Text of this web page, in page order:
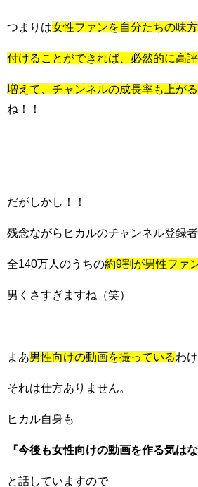
つまりは女性ファンを自分たちの味
付けることができれば、必然的に高
増えて、チャンネルの成長率も上がる
ね！！
だがしかし！！
残念ながらヒカルのチャンネル登録
全140万人のうちの約9割が男性ファ
男くさすぎますね（笑）
まあ男性向けの動画を撮っているわ
それは仕方ありません。
ヒカル自身も
『今後も女性向けの動画を作る気はな
と話していますので